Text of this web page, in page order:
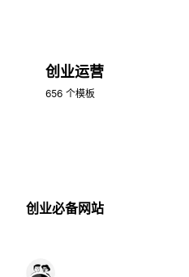
创业运营
656 个模板
创业必备网站